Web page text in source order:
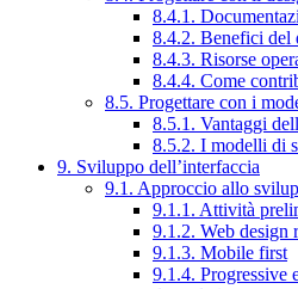
8.4.1.
8.4.2. Benefici del
8.4.3. Risorse
8.4.4. Come
8.5. Progettare con i
8.5.1. Vantaggi
8.5.2. I modelli di
9. Sviluppo dell’interfaccia
9.1. Approccio allo
9.1.1. Attività
9.1.2. Web design
9.1.3. Mobile first
9.1.4. Progressive